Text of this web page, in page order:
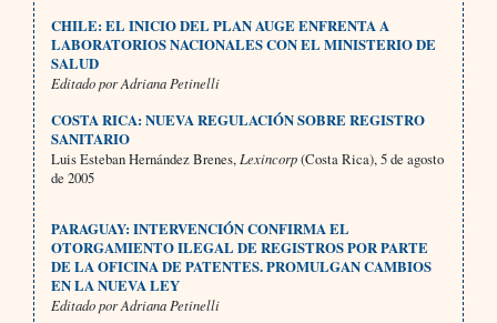
CHILE: EL INICIO DEL PLAN AUGE ENFRENTA A
LABORATORIOS NACIONALES CON EL MINISTERIO DE
SALUD
Editado por Adriana Petinelli
COSTA RICA: NUEVA REGULACIÓN SOBRE REGISTRO
SANITARIO
Luis Esteban Hernández Brenes, Lexincorp(Costa Rica), 5 de agosto
de 2005
PARAGUAY: INTERVENCIÓN CONFIRMA EL
OTORGAMIENTO ILEGAL DE REGISTROS POR PARTE
DE LA OFICINA DE PATENTES. PROMULGAN CAMBIOS
EN LA NUEVA LEY
Editado por Adriana Petinelli